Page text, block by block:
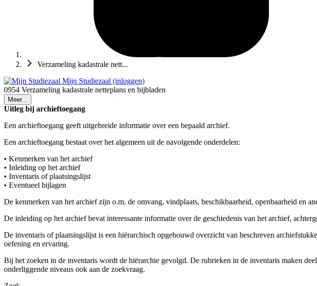
Verzameling kadastrale nett...
Mijn Studiezaal (inloggen)
0954 Verzameling kadastrale netteplans en bijbladen
Meer...
Uitleg bij archieftoegang
Een archieftoegang geeft uitgebreide informatie over een bepaald archief.
Een archieftoegang bestaat over het algemeen uit de navolgende onderdelen:
• Kenmerken van het archief
• Inleiding op het archief
• Inventaris of plaatsingslijst
• Eventueel bijlagen
De kenmerken van het archief zijn o.m. de omvang, vindplaats, beschikbaarheid, openbaarheid en
De inleiding op het archief bevat interessante informatie over de geschiedenis van het archief,
De inventaris of plaatsingslijst is een hiërarchisch opgebouwd overzicht van beschreven
oefening en ervaring.
Bij het zoeken in de inventaris wordt de hiërarchie gevolgd. De rubrieken in de inventaris maken
onderliggende niveaus ook aan de zoekvraag.